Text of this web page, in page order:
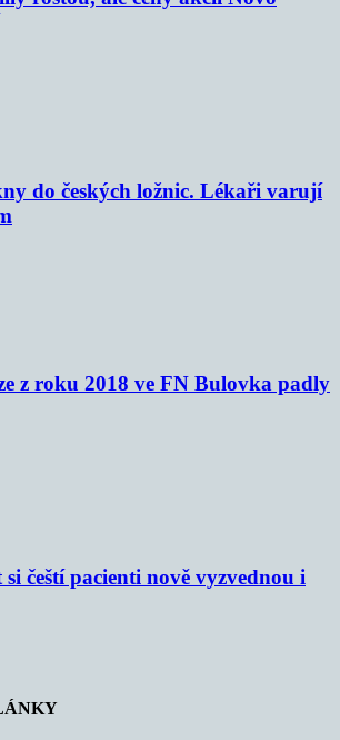
do českých ložnic. Lékaři varují
z roku 2018 ve FN Bulovka padly
čeští pacienti nově vyzvednou i